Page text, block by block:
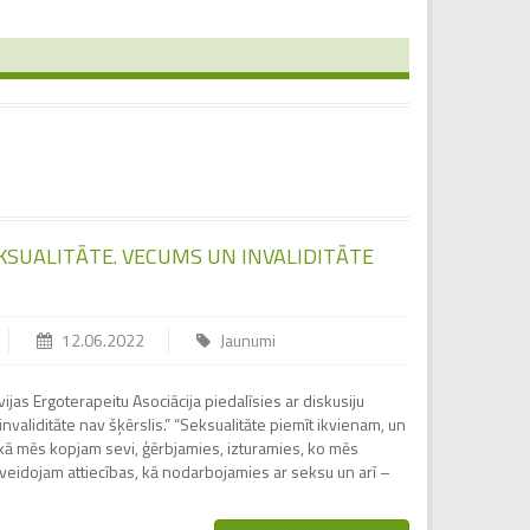
VECUMS UN INVALIDITĀTE
12.06.2022 Jaunumi
Ergoterapeitu Asociācija piedalīsies ar diskusiju
nav šķērslis.” “Seksualitāte piemīt ikvienam, un
mēs kopjam sevi, ģērbjamies, izturamies, ko mēs
attiecības, kā nodarbojamies ar seksu un arī –